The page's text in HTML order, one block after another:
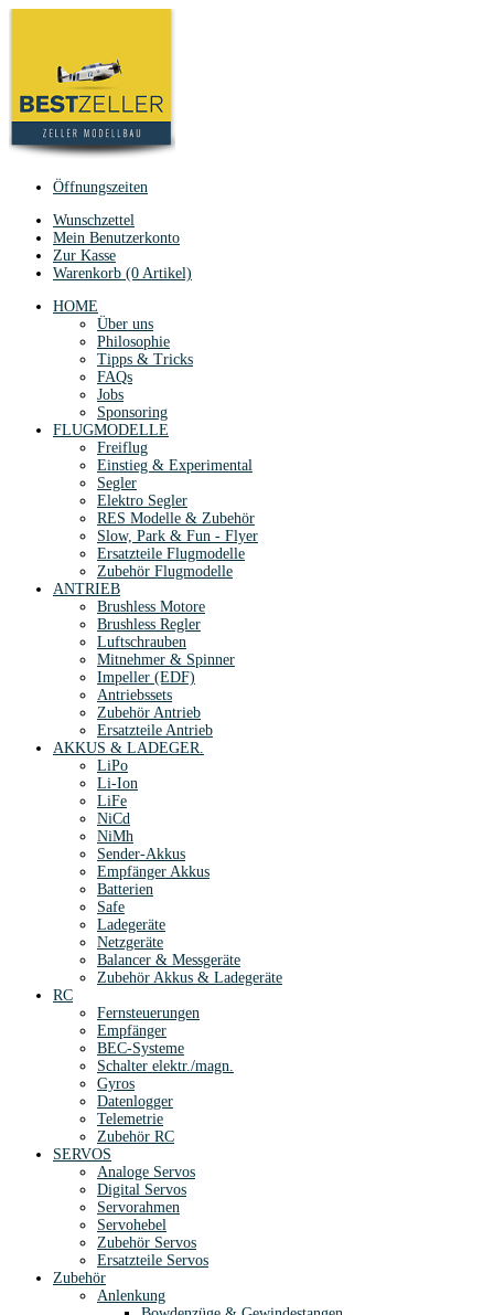
Öffnungszeiten
Wunschzettel
Mein Benutzerkonto
Zur Kasse
Warenkorb (0 Artikel)
HOME
Über uns
Philosophie
Tipps & Tricks
FAQs
Jobs
Sponsoring
FLUGMODELLE
Freiflug
Einstieg & Experimental
Segler
Elektro Segler
RES Modelle & Zubehör
Slow, Park & Fun - Flyer
Ersatzteile Flugmodelle
Zubehör Flugmodelle
ANTRIEB
Brushless Motore
Brushless Regler
Luftschrauben
Mitnehmer & Spinner
Impeller (EDF)
Antriebssets
Zubehör Antrieb
Ersatzteile Antrieb
AKKUS & LADEGER.
LiPo
Li-Ion
LiFe
NiCd
NiMh
Sender-Akkus
Empfänger Akkus
Batterien
Safe
Ladegeräte
Netzgeräte
Balancer & Messgeräte
Zubehör Akkus & Ladegeräte
RC
Fernsteuerungen
Empfänger
BEC-Systeme
Schalter elektr./magn.
Gyros
Datenlogger
Telemetrie
Zubehör RC
SERVOS
Analoge Servos
Digital Servos
Servorahmen
Servohebel
Zubehör Servos
Ersatzteile Servos
Zubehör
Anlenkung